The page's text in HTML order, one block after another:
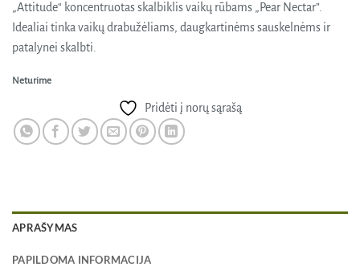
„Attitude“ koncentruotas skalbiklis vaikų rūbams „Pear Nectar”.
Idealiai tinka vaikų drabužėliams, daugkartinėms sauskelnėms ir
patalynei skalbti.
Neturime
Pridėti į norų sąrašą
APRAŠYMAS
PAPILDOMA INFORMACIJA